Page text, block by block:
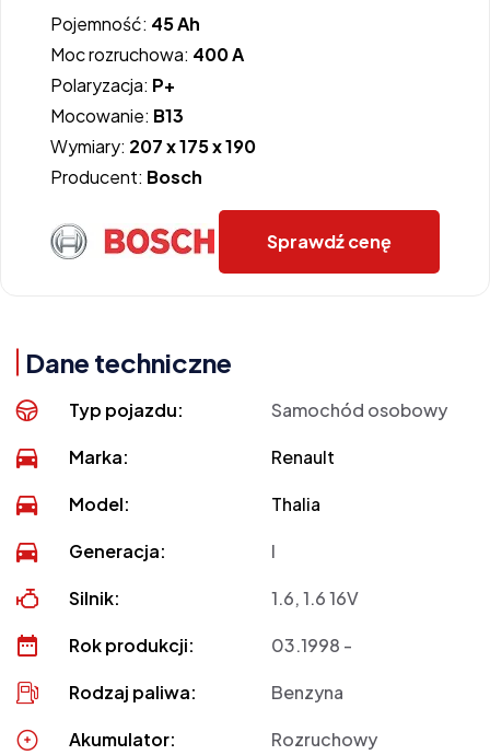
Pojemność: 45 Ah
Moc rozruchowa: 400 A
Polaryzacja: P+
Mocowanie: B13
Wymiary: 207 x 175 x 190
Producent: Bosch
Sprawdź cenę
Dane techniczne
Typ pojazdu: Samochód osobowy
Marka: Renault
Model: Thalia
Generacja: I
Silnik: 1.6, 1.6 16V
Rok produkcji: 03.1998 -
Rodzaj paliwa: Benzyna
Akumulator: Rozruchowy